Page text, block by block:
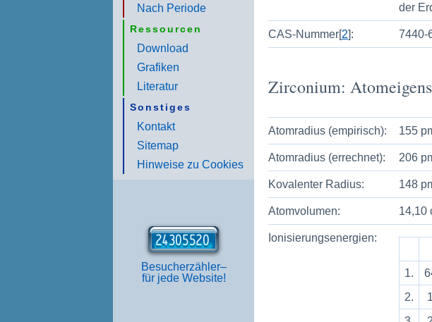
Nach Periode
Ressourcen
Download
Grafiken
Literatur
Sonstiges
Kontakt
Sitemap
Hinweise zu Cookies
Besucherzähler–
für jede Website!
der
CAS-Nummer[2]: 7440-
Zirconium:
Atomradius (empirisch): 155
Atomradius (errechnet): 206
Kovalenter Radius: 148
Atomvolumen: 14,10
Ionisierungsenergien:
1.
2.